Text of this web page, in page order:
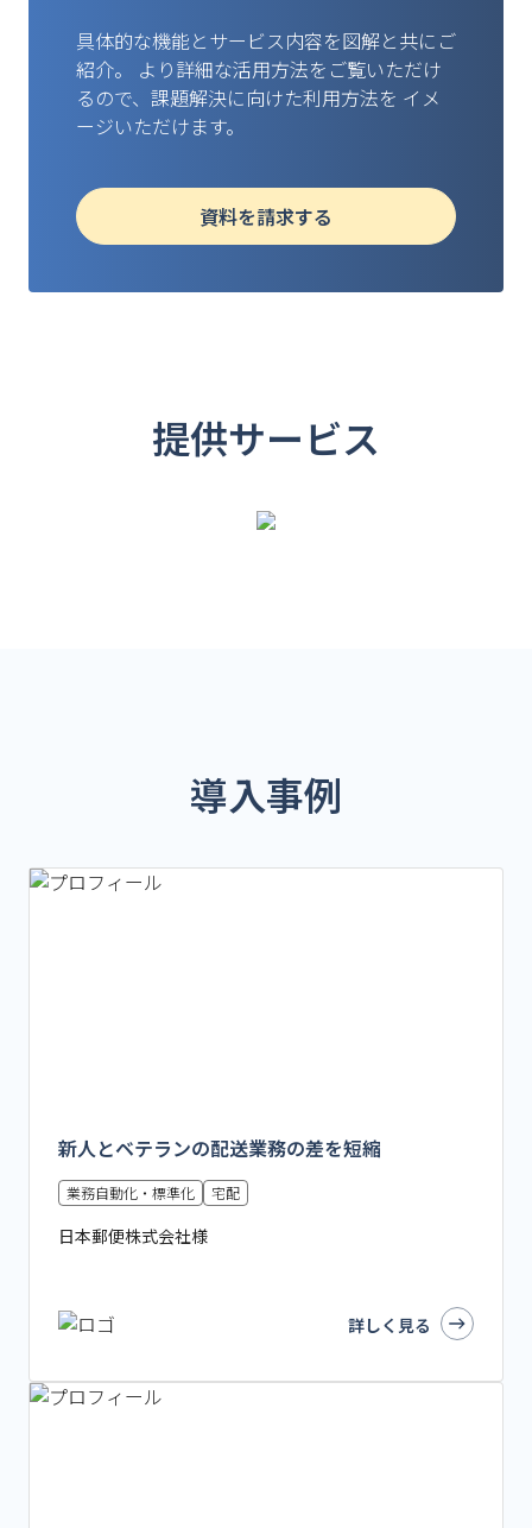
具体的な機能とサービス内容を図解と共にご
紹介。
より詳細な活用方法をご覧いただけ
るので、課題解決に向けた利用方法を イメ
ージいただけます。
資料を請求する
提供サービス
導入事例
新人とベテランの配送業務の差を短縮
業務自動化・標準化 宅配
日本郵便株式会社様
詳しく見る